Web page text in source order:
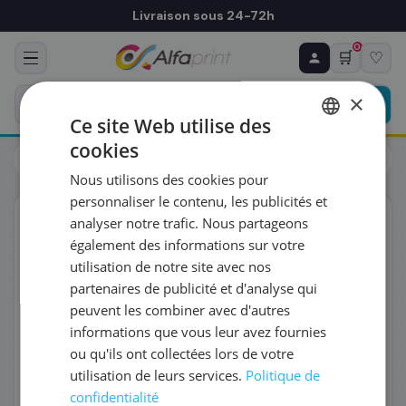
Livraison sous 24-72h
🛒
0
♡
Cartouches
Brother
ORIGINAL
♻ COMMANDE RÉCURRENTE
Prévoyez & économisez
Programmez votre prochain achat — notre équipe
vous prépare un devis personnalisé
RÉFÉRENCE DU PRODUIT
FRÉQUENCE
QUANTITÉ PAR LIVRAISON
DATE DE PREMIÈRE LIVRAISON SOUHAITÉE
×
Ce site Web utilise des
cookies
Nous utilisons des cookies pour
personnaliser le contenu, les publicités et
analyser notre trafic. Nous partageons
également des informations sur votre
utilisation de notre site avec nos
partenaires de publicité et d'analyse qui
peuvent les combiner avec d'autres
informations que vous leur avez fournies
ou qu'ils ont collectées lors de votre
utilisation de leurs services. Politique de
confidentialité